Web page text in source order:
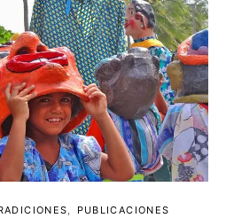
PUBLICACIONES